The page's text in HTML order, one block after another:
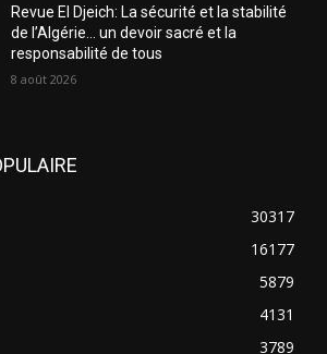
Revue El Djeich: La sécurité et la stabilité
de l’Algérie… un devoir sacré et la
responsabilité de tous
8 août 2026
30317
16177
5879
4131
3789